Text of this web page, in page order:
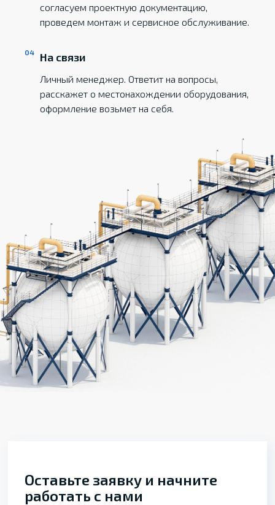
согласуем проектную документацию,
проведем монтаж и сервисное обслуживание.
На связи
Личный менеджер. Ответит на вопросы,
расскажет о местонахождении оборудования,
оформление возьмет на себя.
Оставьте заявку и начните
работать с нами